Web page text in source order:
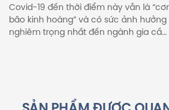
Covid-19 đến thời điểm này vẫn là
bão kinh hoàng” và có sức ảnh hưởng
nghiêm trọng nhất đến ngành gia cầm